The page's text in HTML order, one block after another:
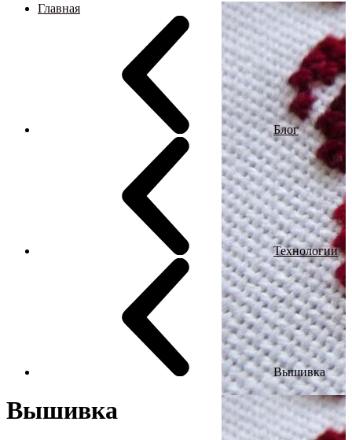
Главная
Блог
Технологии
Вышивка
Вышивка